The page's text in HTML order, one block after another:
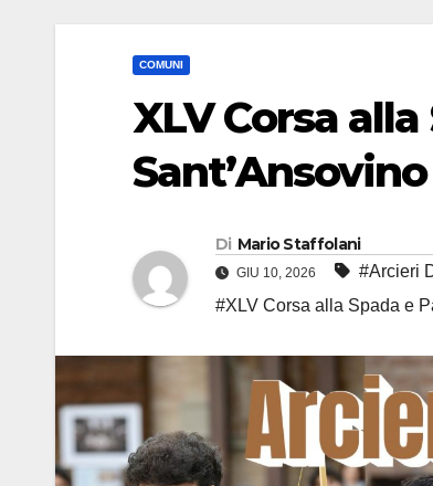
COMUNI
XLV Corsa
Di Mario Staffolani
GIU 10, 2026 #Arcieri
#XLV Corsa alla Spada e